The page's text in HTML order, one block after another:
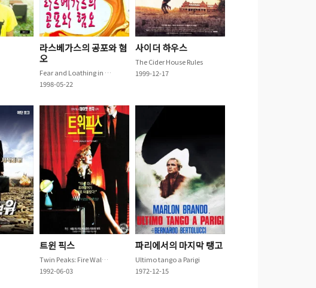
라스베가스의 공포와 혐
오
Fear and Loathing in Las Vegas
1998-05-22
사이더 하우스
The Cider House Rules
1999-12-17
트윈 픽스
Twin Peaks: Fire Walk with Me
1992-06-03
파리에서의 마지막 탱고
Ultimo tango a Parigi
1972-12-15